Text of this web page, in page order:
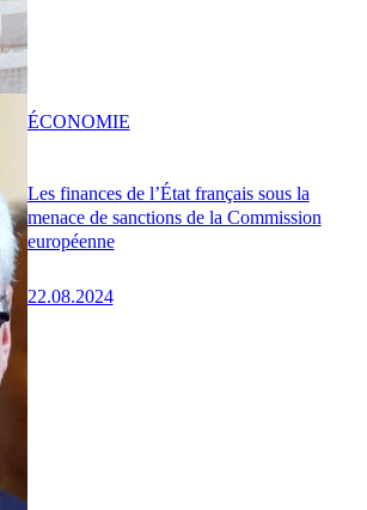
Les finances de l’État français sous la
menace de sanctions de la Commission
européenne
22.08.2024
ÉCONOMIE